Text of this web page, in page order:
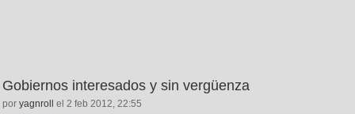
Gobiernos interesados y sin vergüenza
por yagnroll el 2 feb 2012, 22:55